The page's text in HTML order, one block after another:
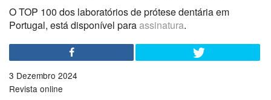
O TOP 100 dos laboratórios de prótese dentária em
Portugal, está disponível paraassinatura.
3 Dezembro 2024
Revista online